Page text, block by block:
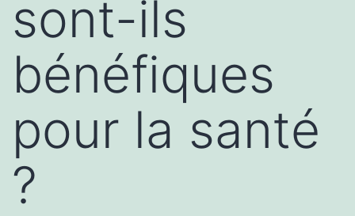
sont-ils
bénéfiques
pour la santé
?